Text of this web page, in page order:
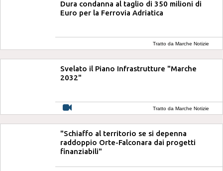
Dura condanna al taglio di 350 milioni di
Euro per la Ferrovia Adriatica
Tratto da Marche Notizie
Svelato il Piano Infrastrutture "Marche
2032"
Tratto da Marche Notizie
"Schiaffo al territorio se si depenna
raddoppio Orte-Falconara dai progetti
finanziabili"